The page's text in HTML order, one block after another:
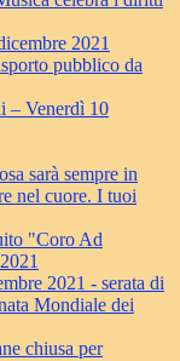
2021
pubblico da
– Venerdì 10
sarà sempre in
nel cuore. I tuoi
"Coro Ad
2021 - serata di
Mondiale dei
chiusa per